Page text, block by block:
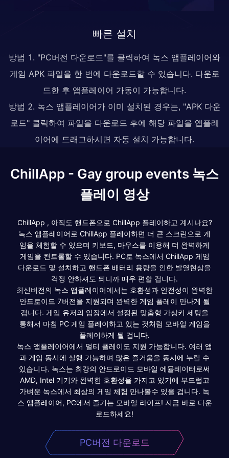
빠른 설치
방법 1. "PC버전 다운로드"를 클릭하여 녹스 앱플레이어와
게임 APK 파일을 한 번에 다운로드할 수 있습니다. 다운로
드한 후 앱플레이어 가동이 가능합니다.
방법 2. 녹스 앱플레이어가 이미 설치된 경우는, "APK 다운
로드" 클릭하여 파일을 다운로드 후에 해당 파일을 앱플레
이어에 드래그하시면 자동 설치 가능합니다.
ChillApp - Gay group events 녹스
플레이 영상
ChillApp , 아직도 핸드폰으로 ChillApp 플레이하고 계시나요?
녹스 앱플레이어로 ChillApp 플레이하면 더 큰 스크린으로 게
임을 체험할 수 있으며 키보드, 마우스를 이용해 더 완벽하게
게임을 컨트롤할 수 있습니다. PC로 녹스에서 ChillApp 게임
다운로드 및 설치하고 핸드폰 배터리 용량을 인한 발열현상을
걱정 안하셔도 되니까 매우 편할 겁니다.
최신버전의 녹스 앱플레이어에서는 호환성과 안전성이 완벽한
안드로이드 7버전을 지원되며 완벽한 게임 플레이 만나게 될
겁니다. 게임 유저의 입장에서 설정된 맞춤형 가상키 세팅을
통해서 마침 PC 게임 플레이하고 있는 것처럼 모바일 게임을
플레이하게 될 겁니다.
녹스 앱플레이어에서 멀티 플레이도 지원 가능합니다. 여러 앱
과 게임 동시에 실행 가능하며 많은 즐거움을 동시에 누릴 수
있습니다. 녹스는 최강의 안드로이드 모바일 에뮬레이터로써
AMD, Intel 기기와 완벽한 호환성을 가지고 있기에 부드럽고
가벼운 녹스에서 최상의 게임 체험 만나볼수 있을 겁니다. 녹
스 앱플레이어, PC에서 즐기는 모바일 라이프! 지금 바로 다운
로드하세요!
PC버전 다운로드